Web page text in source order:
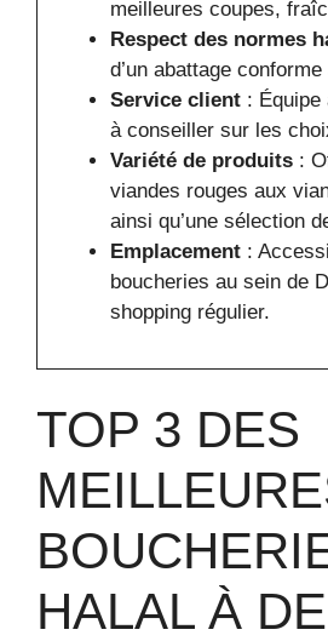
meilleures coupes,
Respect des normes
d’un abattage
Service client: Équipe
à conseiller sur les
Variété de produits:
viandes rouges aux
ainsi qu’une sélection
Emplacement:
boucheries au sein de
shopping régulier.
TOP 3 DES
HALAL À